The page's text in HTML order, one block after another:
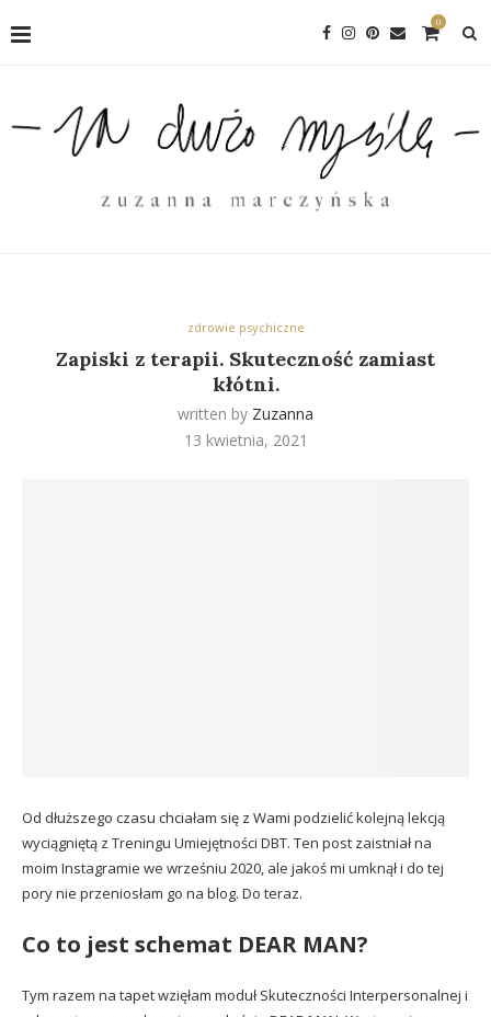
0
zdrowie psychiczne
Zapiski z terapii. Skuteczność zamiast
kłótni.
written by Zuzanna
13 kwietnia, 2021
Od dłuższego czasu chciałam się z Wami podzielić kolejną lekcją
wyciągniętą z Treningu Umiejętności DBT. Ten post zaistniał na
moim Instagramie we wrześniu 2020, ale jakoś mi umknął i do tej
pory nie przeniosłam go na blog. Do teraz.
Co to jest schemat DEAR MAN?
Tym razem na tapet wzięłam moduł Skuteczności Interpersonalnej i